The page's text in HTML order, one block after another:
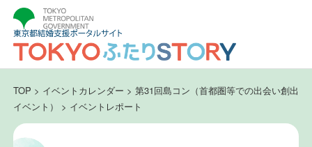
TOP > イベントカレンダー > 第31回島コン（首都圏等での出会い創出
イベント） > イベントレポート